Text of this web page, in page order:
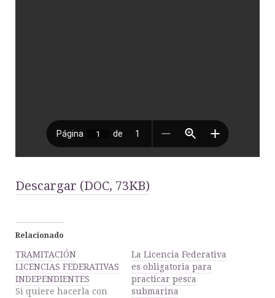
Descargar (DOC, 73KB)
Relacionado
TRAMITACIÓN
LICENCIAS FEDERATIVAS
INDEPENDIENTES
Si quiere hacerla con
La Licencia Federativa
es obligatoria para
practicar pesca
submarina